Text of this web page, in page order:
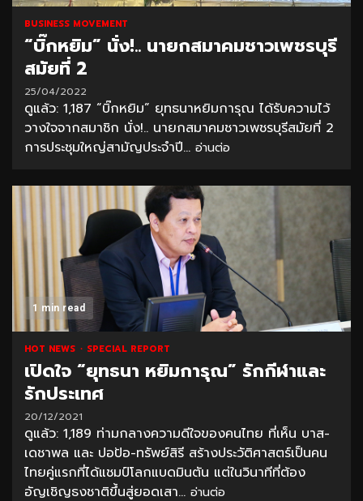
BUSINESS MOVEMENT
“บิ๊กหยิม” นั่ง!.. นายกสมาคมชาวเพชรบุรี
สมัยที่ 2
25/04/2022
ดูแล้ว: 1,187 “บิ๊กหยิม” ยุทธนาหยิมการุณ ได้รับความไว้
วางใจจากสมาชิก นั่ง!.. นายกสมาคมชาวเพชรบุรีสมัยที่ 2
การประชุมใหญ่สามัญประจำปี... อ่านต่อ
1 min read
HOT NEWS SPECIAL REPORT
เปิดใจ “ยุทธนา หยิมการุณ” รักกีฬาและ
รักประเทศ
20/12/2021
ดูแล้ว: 1,189 ท่ามกลางความดีใจของคนไทย ที่เห็น บาส-
เดชาพล และ ปอป้อ-ทรัพย์สิรี สร้างประวัติศาสตร์เป็นคน
ไทยคู่แรกที่ได้แชมป์โลกแบดมินตัน แต่ในวินาทีที่ต้อง
อัญเชิญธงชาติขึ้นสู่ยอดเสา... อ่านต่อ